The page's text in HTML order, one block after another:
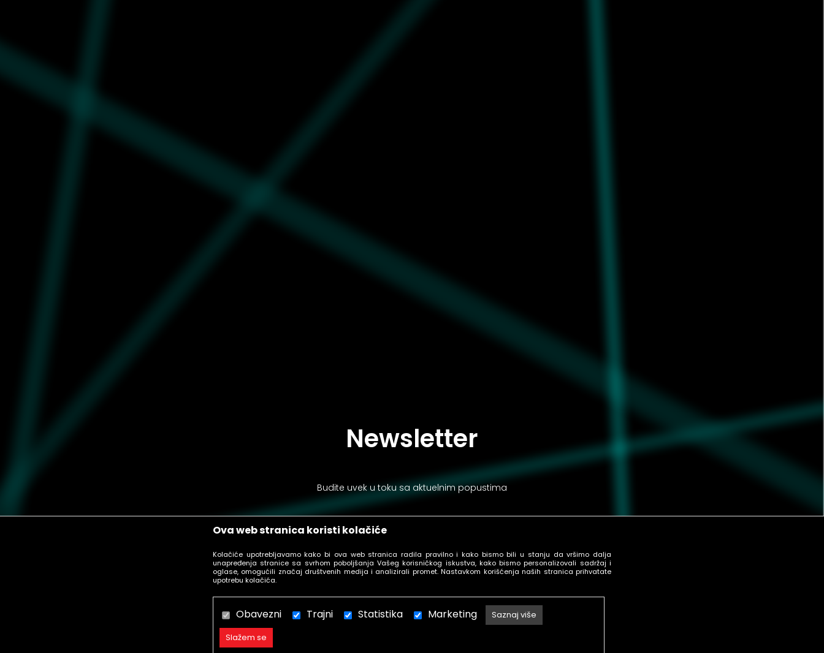
Ova web stranica koristi kolačiće
Kolačiće upotrebljavamo kako bi ova web stranica radila pravilno i kako bismo bili u stanju da vršimo dalja
unapređenja stranice sa svrhom poboljšanja Vašeg korisničkog iskustva, kako bismo personalizovali sadržaj i
oglase, omogućili značaj društvenih medija i analizirali promet. Nastavkom korišćenja naših stranica prihvatate
upotrebu kolačića.
Obavezni Trajni Statistika Marketing
Saznaj više
Slažem se
Newsletter
Budite uvek u toku sa aktuelnim popustima
PRIJAVI SE